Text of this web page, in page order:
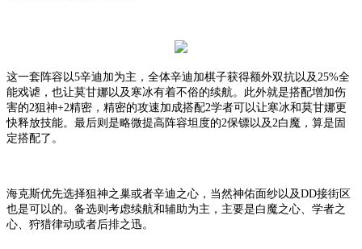
这一套阵容以5辛迪加为主，全体辛迪加棋子获得额外双抗以及25%全
能戏谑，也让莫甘娜以及寒冰有着不俗的续航。此外就是搭配增加伤
害的2狙神+2精密，精密的攻速加成搭配2学者可以让寒冰和莫甘娜更
快释放技能。最后则是略微提高阵容坦度的2保镖以及2白魔，算是固
定搭配了。
海克斯优先选择狙神之巢或者辛迪之心，当然神佑面纱以及DD接街区
也是可以的。备选则考虑续航和辅助为主，主要是白魔之心、学者之
心、狩猎律动或者后排之迅。